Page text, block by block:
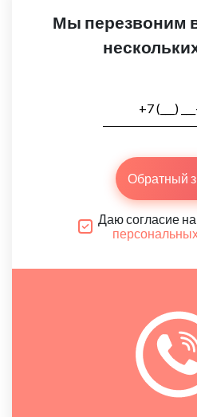
Мы перезвоним
Обратный
Даю согласие